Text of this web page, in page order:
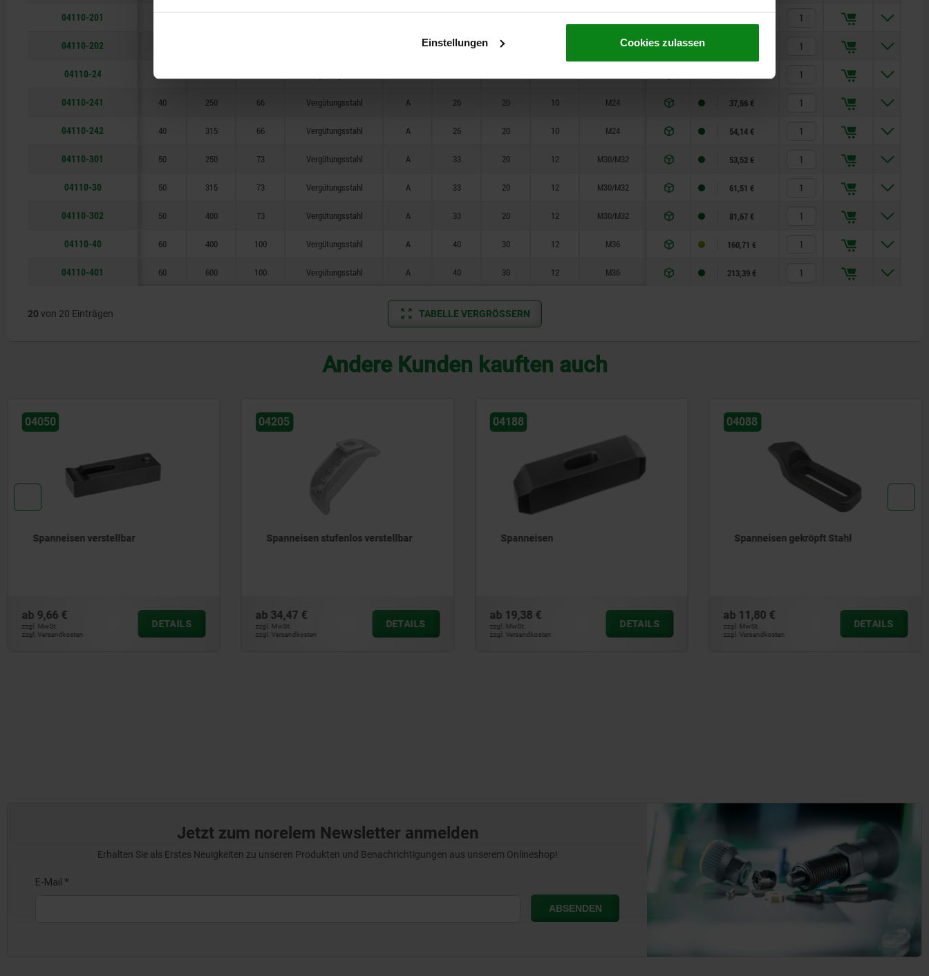
Einstellungen Cookies zulassen
04110-201
04110-202 22 20 M20/M22
04110-24
04110-241 40 250 66 Vergütungsstahl A 26 20 10 M24 37,56 €
04110-242 40 315 66 Vergütungsstahl A 26 20 10 M24 54,14 €
04110-301 50 250 73 Vergütungsstahl A 33 20 12 M30/M32 53,52 €
04110-30 50 315 73 Vergütungsstahl A 33 20 12 M30/M32 61,51 €
04110-302 50 400 73 Vergütungsstahl A 33 20 12 M30/M32 81,67 €
04110-40 60 400 100 Vergütungsstahl A 40 30 12 M36 160,71 €
04110-401 60 600 100 Vergütungsstahl A 40 30 12 M36 213,39 €
20 von 20 Einträgen TABELLE VERGRÖSSERN
Andere Kunden kauften auch
04205
Spanneisen stufenlos verstellbar
ab 34,47 €
zzgl. MwSt.
zzgl. Versandkosten
DETAILS
04188
Spanneisen
ab 19,38 €
zzgl. MwSt.
zzgl. Versandkosten
DETAILS
04088
Spanneisen gekröpft Stahl
ab 11,80 €
zzgl. MwSt.
zzgl. Versandkosten
DETAILS
04010
Spanneisen Stahl, verstellbar mit
ab 9,61 €
zzgl. MwSt.
zzgl. Versandkosten
DETAILS
Jetzt zum norelem Newsletter anmelden
Erhalten Sie als Erstes Neuigkeiten zu unseren Produkten und Benachrichtigungen aus unserem Onlineshop!